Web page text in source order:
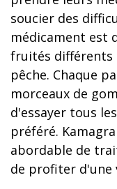
soucier des
médicament est
fruités différents
pêche. Chaque
morceaux de
d'essayer tous
préféré.
abordable de
de profiter d'une